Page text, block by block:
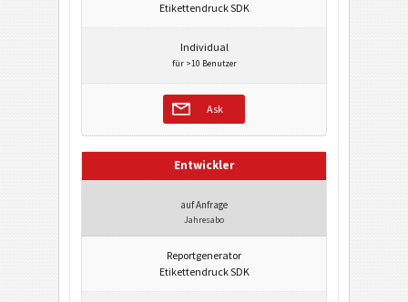
Etikettendruck SDK
Individual
für >10 Benutzer
Ask
Entwickler
auf Anfrage
Jahresabo
Reportgenerator
Etikettendruck SDK